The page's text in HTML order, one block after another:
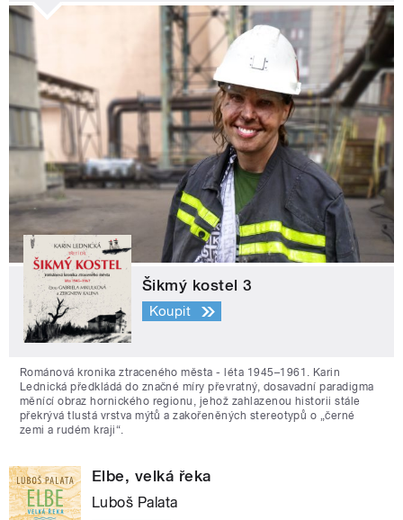
Šikmý kostel 3
Koupit
Románová kronika ztraceného města - léta 1945–1961. Karin
Lednická předkládá do značné míry převratný, dosavadní paradigma
měnící obraz hornického regionu, jehož zahlazenou historii stále
překrývá tlustá vrstva mýtů a zakořeněných stereotypů o „černé
zemi a rudém kraji“.
Elbe, velká řeka
Luboš Palata